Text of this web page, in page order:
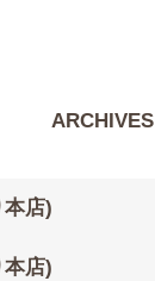
ARCHIVES
本店)
本店)